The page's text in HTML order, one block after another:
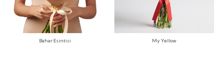
Bahar Esintisi My Yellow